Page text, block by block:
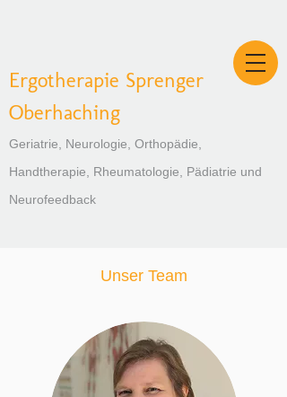
Ergotherapie Sprenger
Oberhaching
Geriatrie, Neurologie, Orthopädie,
Handtherapie, Rheumatologie, Pädiatrie und
Neurofeedback
Unser Team